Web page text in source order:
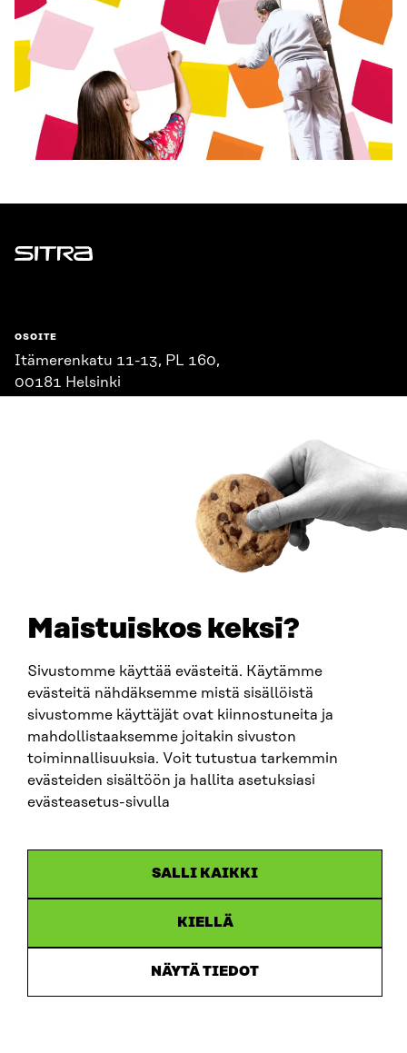
Maistuiskos keksi?
Sivustomme käyttää evästeitä. Käytämme
evästeitä nähdäksemme mistä sisällöistä
sivustomme käyttäjät ovat kiinnostuneita ja
mahdollistaaksemme joitakin sivuston
toiminnallisuuksia. Voit tutustua tarkemmin
evästeiden sisältöön ja hallita asetuksiasi
evästeasetus-sivulla
SALLI KAIKKI
KIELLÄ
NÄYTÄ TIEDOT
Sitra
OSOITE
Itämerenkatu 11-13, PL 160,
00181 Helsinki
LinkedIn
Instagram
YouTube
Evästeasetukset
Saavutettavuusseloste